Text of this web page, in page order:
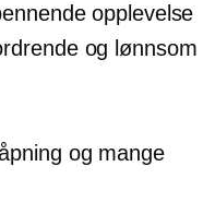
opplevelse
og lønnsom
og mange